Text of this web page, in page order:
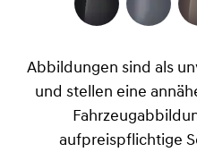
Abbildungen sind als
und stellen eine
aufpreispflichtige